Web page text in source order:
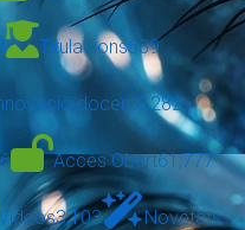
Titulacions639
docent6,282
Accés Obert61,777
Vídeos3,103 Novetats